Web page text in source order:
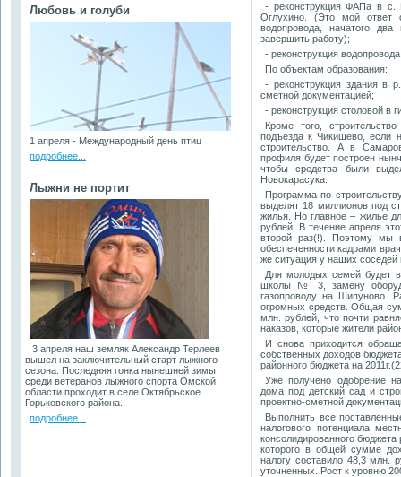
Любовь и голуби
1 апреля - Международный день птиц
подробнее...
Лыжни не портит
3 апреля наш земляк Александр Терлеев
вышел на заключительный старт лыжного
сезона. Последняя гонка нынешней зимы
среди ветеранов лыжного спорта Омской
области проходит в селе Октябрьское
Горьковского района.
подробнее...
- реконструкция ФАПа в с.
Оглухино. (Это мой ответ
водопровода, начатого два
завершить работу);
- реконструкция
По объектам образования:
- реконструкция здания в
сметной документацией;
- реконструкция столовой в
Кроме того,
подъезда к Чикишево, если
строительство. А в
профиля будет построен
чтобы средства были
Новокарасука.
Программа по
выделят 18 миллионов под
жилья. Но главное – жилье
рублей. В течение апреля
второй раз(!). Поэтому мы
обеспеченности кадрами
же ситуация у наших
Для молодых семей будет
школы № 3, замену
газопроводу на Шипуново.
огромных средств. Общая
млн. рублей, что почти
наказов, которые жители
И снова приходится
собственных доходов
районного бюджета на
Уже получено одобрение
дома под детский сад и
проектно-сметной
Выполнить все
налогового потенциала
консолидированного
которого в общей сумме
налогу составило 48,3 млн.
уточненных. Рост к уровню